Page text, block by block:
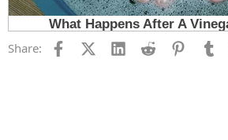
Share: FacebookX (Twitter)
LinkedInReddit